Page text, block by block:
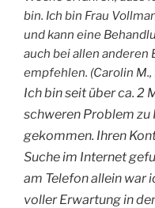
bin. Ich bin Frau
und kann eine
auch bei allen anderen
empfehlen. (Carolin M.,
Ich bin seit über ca. 2
schweren Problem
gekommen. Ihren
Suche im Internet
am Telefon allein war
voller Erwartung in